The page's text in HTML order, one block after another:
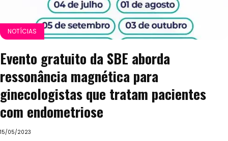
NOTÍCIAS
Evento gratuito da SBE aborda
ressonância magnética para
ginecologistas que tratam pacientes
com endometriose
15/05/2023